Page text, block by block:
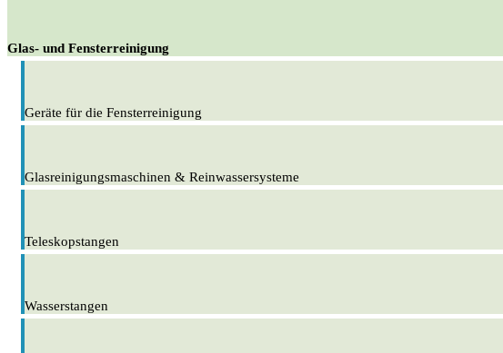
Glas- und Fensterreinigung
Geräte für die Fensterreinigung
Glasreinigungsmaschinen & Reinwassersysteme
Teleskopstangen
Wasserstangen